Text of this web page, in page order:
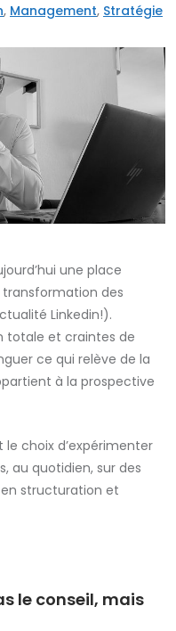
, Management, Stratégie
une place
transformation des
Linkedin!).
totale et craintes de
ce qui relève de la
à la prospective
le choix d’expérimenter
au quotidien, sur des
structuration et
le conseil, mais